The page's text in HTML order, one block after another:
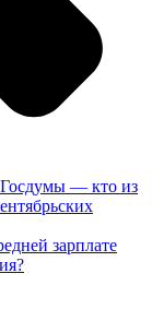
— кто из
зарплате